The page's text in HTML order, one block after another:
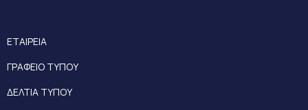
ΕΤΑΙΡΕΙΑ
ΓΡΑΦΕΙΟ ΤΥΠΟΥ
ΔΕΛΤΙΑ ΤΥΠΟΥ